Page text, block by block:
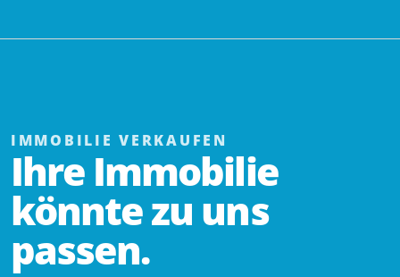
IMMOBILIE VERKAUFEN
Ihre Immobilie
könnte zu uns
passen.